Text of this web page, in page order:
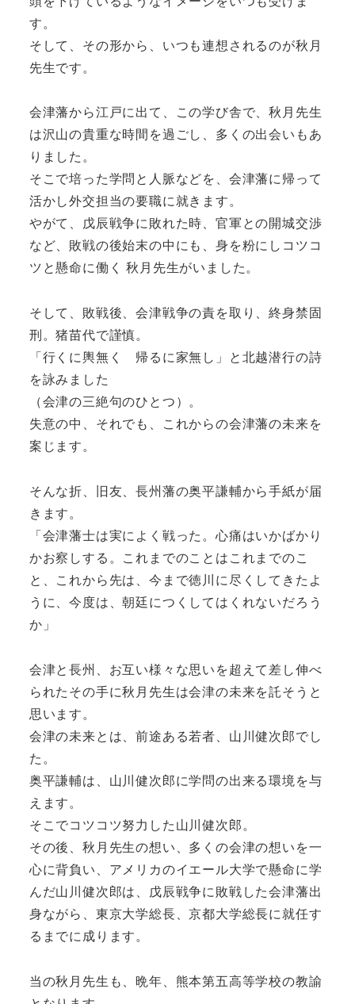
す。
そして、その形から、いつも連想されるのが秋月
先生です。
会津藩から江戸に出て、この学び舎で、秋月先生
は沢山の貴重な時間を過ごし、多くの出会いもあ
りました。
そこで培った学問と人脈などを、会津藩に帰って
活かし外交担当の要職に就きます。
やがて、戊辰戦争に敗れた時、官軍との開城交渉
など、敗戦の後始末の中にも、身を粉にしコツコ
ツと懸命に働く 秋月先生がいました。
そして、敗戦後、会津戦争の責を取り、終身禁固
刑。猪苗代で謹慎。
「行くに輿無く 帰るに家無し」と北越潜行の詩
を詠みました
（会津の三絶句のひとつ）。
失意の中、それでも、これからの会津藩の未来を
案じます。
そんな折、旧友、長州藩の奥平謙輔から手紙が届
きます。
「会津藩士は実によく戦った。心痛はいかばかり
かお察しする。これまでのことはこれまでのこ
と、これから先は、今まで徳川に尽くしてきたよ
うに、今度は、朝廷につくしてはくれないだろう
か」
会津と長州、お互い様々な思いを超えて差し伸べ
られたその手に秋月先生は会津の未来を託そうと
思います。
会津の未来とは、前途ある若者、山川健次郎でし
た。
奥平謙輔は、山川健次郎に学問の出来る環境を与
えます。
そこでコツコツ努力した山川健次郎。
その後、秋月先生の想い、多くの会津の想いを一
心に背負い、アメリカのイエール大学で懸命に学
んだ山川健次郎は、戊辰戦争に敗戦した会津藩出
身ながら、東京大学総長、京都大学総長に就任す
るまでに成ります。
当の秋月先生も、晩年、熊本第五高等学校の教諭